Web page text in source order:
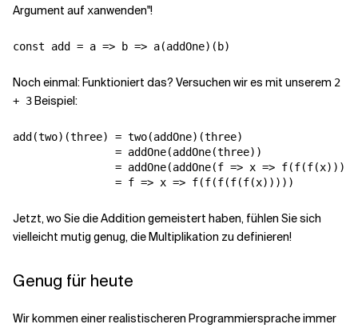
Argument auf xanwenden"!
Noch einmal: Funktioniert das? Versuchen wir es mit unserem 2
+ 3Beispiel:
add(two)(three) = two(addOne)(three)
                = addOne(addOne(three))
                = addOne(addOne(f => x => f(f(f(x)))))
Jetzt, wo Sie die Addition gemeistert haben, fühlen Sie sich
vielleicht mutig genug, die Multiplikation zu definieren!
Genug für heute
Wir kommen einer realistischeren Programmiersprache immer